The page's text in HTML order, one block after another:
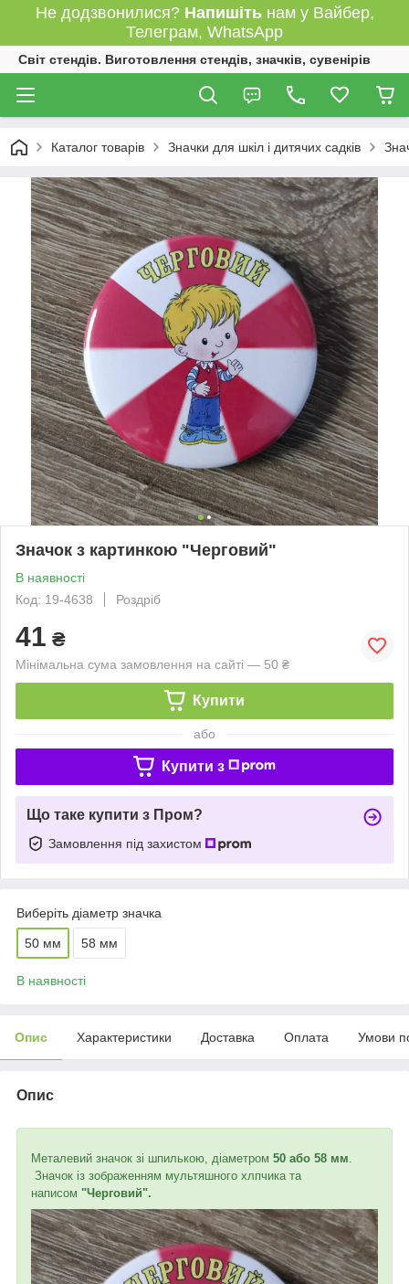
Не додзвонилися? Напишітьнам у Вайбер,
Телеграм, WhatsApp
Світ стендів. Виготовлення стендів, значків, сувенірів
Каталог товарів Значки для шкіл і дитячих садків
Значок з картинкою "Черговий"
В наявності
Код: 19-4638
Роздріб
41 ₴
Мінімальна сума замовлення на сайті — 50 ₴
Купити
або
Купити з
Що таке купити з Пром?
Замовлення під захистом
Виберіть діаметр значка
50 мм 58 мм
В наявності
Опис Характеристики Доставка Оплата Умови
Опис
Металевий значок зі шпилькою, діаметром 50 або 58 мм
Значок із зображенням мультяшного хлпчика та
написом "Черговий".